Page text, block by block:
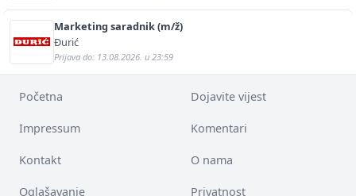
Marketing saradnik (m/ž)
Đurić
Prijava do: 13.08.2026. u 23:59
Početna Dojavite vijest
Impressum Komentari
Kontakt O nama
Oglašavanje Privatnost